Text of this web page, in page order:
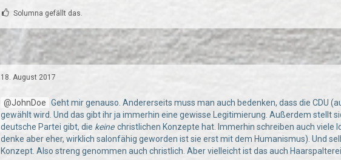
Solumna gefällt das.
18. August 2017
JohnDoe Geht mir genauso. Andererseits muss man auch bedenken, dass die CDU
gewählt wird. Und das gibt ihr ja immerhin eine gewisse Legitimierung. Außerdem stellt
deutsche Partei gibt, die keine christlichen Konzepte hat. Immerhin schreiben auch viele
denke aber eher, wirklich salonfähig geworden ist sie erst mit dem Humanismus). Und
Konzept. Also streng genommen auch christlich. Aber vielleicht ist das auch Haarspalterei.